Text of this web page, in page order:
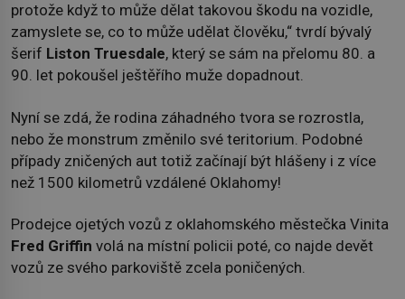
protože když to může dělat takovou škodu na vozidle,
zamyslete se, co to může udělat člověku,“ tvrdí bývalý
šerif Liston Truesdale, který se sám na přelomu 80. a
90. let pokoušel ještěřího muže dopadnout.
Nyní se zdá, že rodina záhadného tvora se rozrostla,
nebo že monstrum změnilo své teritorium. Podobné
případy zničených aut totiž začínají být hlášeny i z více
než 1500 kilometrů vzdálené Oklahomy!
Prodejce ojetých vozů z oklahomského městečka Vinita
Fred Griffin volá na místní policii poté, co najde devět
vozů ze svého parkoviště zcela poničených.